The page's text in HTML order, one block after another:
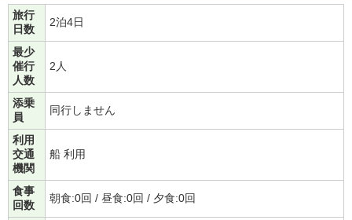
旅行
日数
2泊4日
最少
催行
人数
2人
添乗
員
同行しません
利用
交通
機関
船 利用
食事
回数
朝食:0回 / 昼食:0回 / 夕食:0回